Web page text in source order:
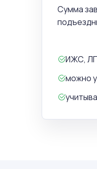
Сумма
ИЖС,
можно